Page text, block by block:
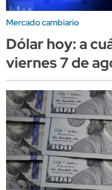
Mercado cambiario
Dólar hoy: a
viernes 7 de